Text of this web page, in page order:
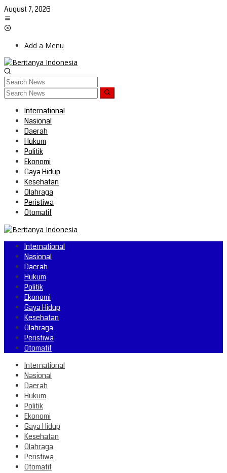
Skip
to
content
August 7, 2026
Add a Menu
International
Nasional
Daerah
Hukum
Politik
Ekonomi
Gaya Hidup
Kesehatan
Olahraga
Peristiwa
Otomatif
International
Nasional
Daerah
Hukum
Politik
Ekonomi
Gaya Hidup
Kesehatan
Olahraga
Peristiwa
Otomatif
International
Nasional
Daerah
Hukum
Politik
Ekonomi
Gaya Hidup
Kesehatan
Olahraga
Peristiwa
Otomatif